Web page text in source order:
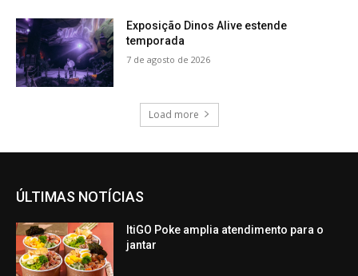
Exposição Dinos Alive estende
temporada
7 de agosto de 2026
Load more
ÚLTIMAS NOTÍCIAS
ItiGO Poke amplia atendimento para o
jantar